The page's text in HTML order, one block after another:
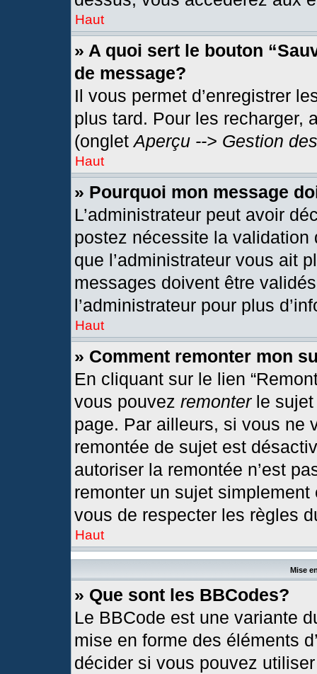
Haut
» A quoi sert le bouton
de message?
Il vous permet d’enregistrer
plus tard. Pour les recharger,
(ongletAperçu --> Gestion
Haut
» Pourquoi mon message
L’administrateur peut avoir
postez nécessite la
que l’administrateur vous ait
messages doivent être
l’administrateur pour plus
Haut
» Comment remonter mon
En cliquant sur le lien
vous pouvez remonterle sujet
page. Par ailleurs, si vous ne
remontée de sujet est
autoriser la remontée n’est
remonter un sujet
vous de respecter les règles
Haut
Mise
» Que sont les BBCodes?
Le BBCode est une variante
mise en forme des éléments
décider si vous pouvez